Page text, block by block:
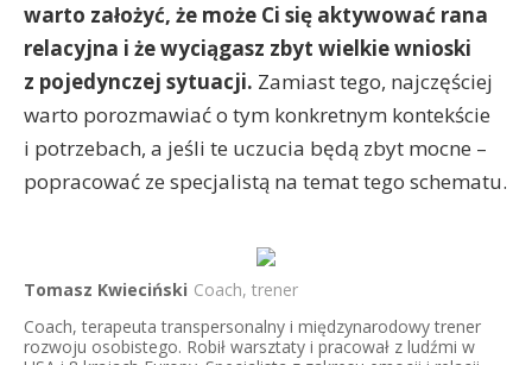
warto założyć, że może Ci się aktywować rana
relacyjna i że wyciągasz zbyt wielkie wnioski
z pojedynczej sytuacji. Zamiast tego, najczęściej
warto porozmawiać o tym konkretnym kontekście
i potrzebach, a jeśli te uczucia będą zbyt mocne –
popracować ze specjalistą na temat tego schematu.
Tomasz Kwieciński Coach, trener
Coach, terapeuta transpersonalny i międzynarodowy trener
rozwoju osobistego. Robił warsztaty i pracował z ludźmi w